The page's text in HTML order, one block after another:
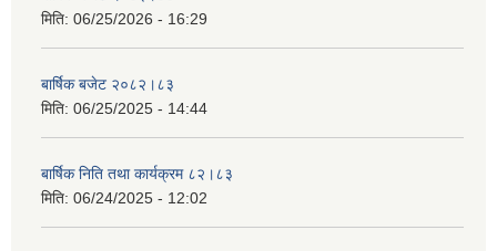
मिति: 06/25/2026 - 16:29
बार्षिक बजेट २०८२।८३
मिति: 06/25/2025 - 14:44
बार्षिक निति तथा कार्यक्रम ८२।८३
मिति: 06/24/2025 - 12:02